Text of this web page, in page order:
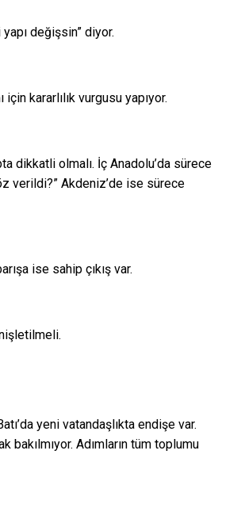
değişsin” diyor.
kararlılık vurgusu yapıyor.
dikkatli olmalı. İç Anadolu’da sürece
verildi?” Akdeniz’de ise sürece
ise sahip çıkış var.
yeni vatandaşlıkta endişe var.
bakılmıyor. Adımların tüm toplumu